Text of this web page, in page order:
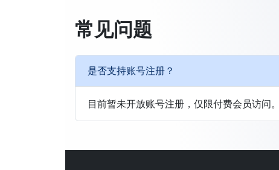
常见问题
是否支持账号注册？
目前暂未开放账号注册，仅限付费会员访问